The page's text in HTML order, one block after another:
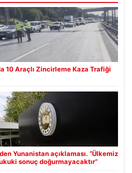
10 Araçlı Zincirleme Kaza Trafiği
Yunanistan açıklaması. “Ülkemiz
sonuç doğurmayacaktır”